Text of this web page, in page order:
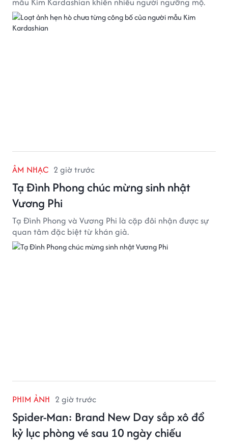
ÂM NHẠC 2 giờ trước
Tạ Đình Phong chúc mừng sinh nhật
Vương Phi
Tạ Đình Phong và Vương Phi là cặp đôi nhận được sự
quan tâm đặc biệt từ khán giả.
PHIM ẢNH 2 giờ trước
Spider-Man: Brand New Day sắp xô đổ
kỷ lục phòng vé sau 10 ngày chiếu